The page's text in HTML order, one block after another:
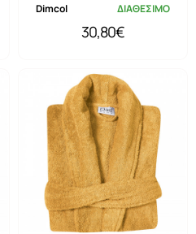
Dimcol ΔΙΑΘΕΣΙΜΟ
30,80€